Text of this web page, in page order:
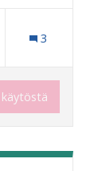
3